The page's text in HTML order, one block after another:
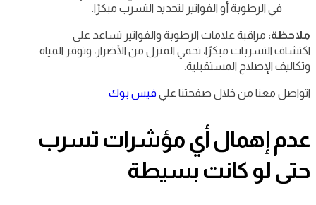
في الرطوبة أو الفواتير لتحديد التسرب مبكرًا.
ملاحظة: مراقبة علامات الرطوبة والفواتير تساعد على
اكتشاف التسربات مبكرًا، تحمي المنزل من الأضرار، وتوفر المياه
وتكاليف الإصلاح المستقبلية.
اتواصل معنا من خلال صفحتنا علي فيس بوك
عدم إهمال أي مؤشرات تسرب
حتى لو كانت بسيطة